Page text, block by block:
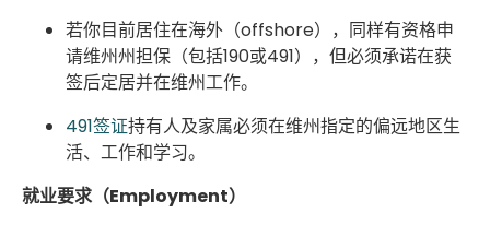
若你目前居住在海外（offshore），同样有资格申
请维州州担保（包括190或491），但必须承诺在获
签后定居并在维州工作。
491签证持有人及家属必须在维州指定的偏远地区生
活、工作和学习。
就业要求（Employment）